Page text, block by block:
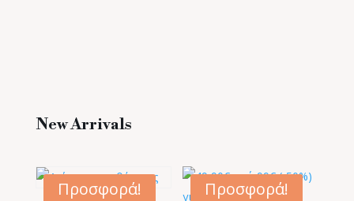
New Arrivals
Προσφορά!
Προσφορά!